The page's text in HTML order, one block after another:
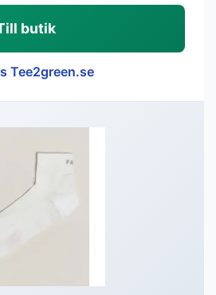
butik
Tee2green.se